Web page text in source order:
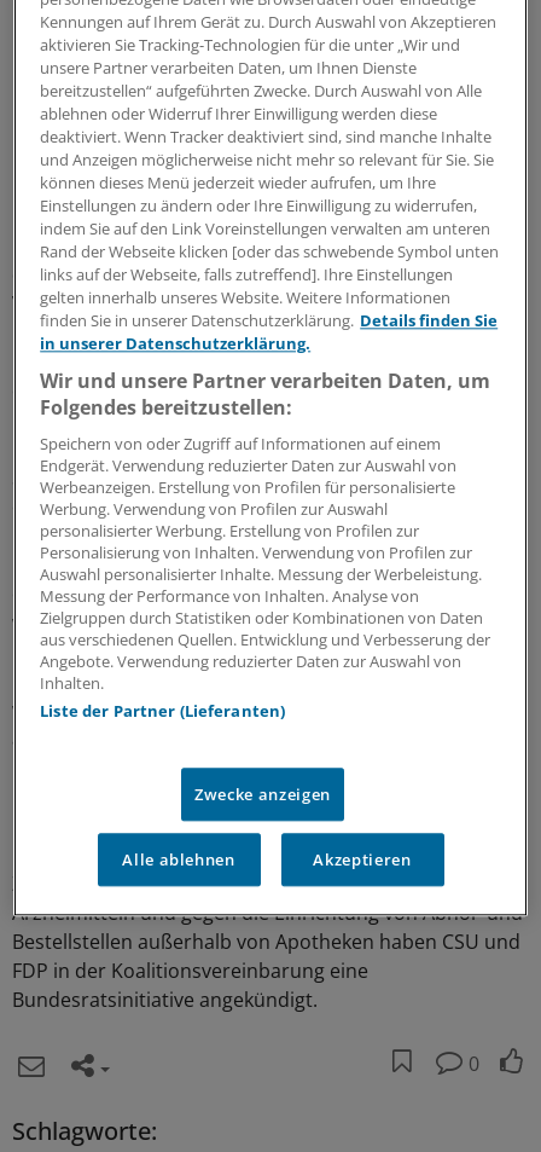
Bei der Umsetzung des Gesundheitsfonds, der von der
FDP nach wie vor abgelehnt wird, wollen die beiden
Regierungsparteien darauf achten, dass die von der CSU
durchgesetzten Bedingungen wie eine bessere
Vergütung der Ärzte auch tatsächlich erfüllt werden.
Für den Fall, dass dies nicht durchsetzbar ist oder der
einheitliche Beitragssatz von 15,5 Prozent im
kommenden Jahr nicht ausreicht, um die Ausgaben der
Krankenkassen zu decken, will die neue bayerische
Staatsregierung eine Bundesratsinitiative mit dem Ziel
einer grundlegenden Änderung starten.
Eine Bürgerversicherung mit einer Einheitskasse und
eine Sozialversicherungspflicht auf alle Einkunftsarten
werden von CSU und FDP dabei strikt abgelehnt.
Die Einführung der elektronischen Gesundheitskarte
wird von der schwarz-gelben Koalition in Bayern
ausdrücklich begrüßt. Dabei müssten jedoch der
Datenschutz und die Akzeptanz bei den
Leistungserbringern gewährleistet sein, heißt es in der
Koalitionsvereinbarung von CSU und FDP.
Zum Versandhandel von verschreibungspflichtigen
Arzneimitteln und gegen die Einrichtung von Abhol- und
Bestellstellen außerhalb von Apotheken haben CSU und
FDP in der Koalitionsvereinbarung eine
Bundesratsinitiative angekündigt.
0
Schlagworte:
Kennungen auf Ihrem Gerät zu. Durch Auswahl von Akzeptieren
aktivieren Sie Tracking-Technologien für die unter „Wir und
unsere Partner verarbeiten Daten, um Ihnen Dienste
bereitzustellen“ aufgeführten Zwecke. Durch Auswahl von Alle
ablehnen oder Widerruf Ihrer Einwilligung werden diese
deaktiviert. Wenn Tracker deaktiviert sind, sind manche Inhalte
und Anzeigen möglicherweise nicht mehr so relevant für Sie. Sie
können dieses Menü jederzeit wieder aufrufen, um Ihre
Einstellungen zu ändern oder Ihre Einwilligung zu widerrufen,
indem Sie auf den Link Voreinstellungen verwalten am unteren
Rand der Webseite klicken [oder das schwebende Symbol unten
links auf der Webseite, falls zutreffend]. Ihre Einstellungen
gelten innerhalb unseres Website. Weitere Informationen
finden Sie in unserer Datenschutzerklärung. Details finden Sie
in unserer Datenschutzerklärung.
Wir und unsere Partner verarbeiten Daten, um
Folgendes bereitzustellen:
Speichern von oder Zugriff auf Informationen auf einem
Endgerät. Verwendung reduzierter Daten zur Auswahl von
Werbeanzeigen. Erstellung von Profilen für personalisierte
Werbung. Verwendung von Profilen zur Auswahl
personalisierter Werbung. Erstellung von Profilen zur
Personalisierung von Inhalten. Verwendung von Profilen zur
Auswahl personalisierter Inhalte. Messung der Werbeleistung.
Messung der Performance von Inhalten. Analyse von
Zielgruppen durch Statistiken oder Kombinationen von Daten
aus verschiedenen Quellen. Entwicklung und Verbesserung der
Angebote. Verwendung reduzierter Daten zur Auswahl von
Inhalten.
Liste der Partner (Lieferanten)
Zwecke anzeigen
Alle ablehnen Akzeptieren